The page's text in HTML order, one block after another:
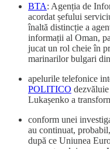
BTA: Agenția de
acordat șefului
înaltă distincție a
informații al Oman,
jucat un rol cheie în
marinarilor bulgari
apelurile telefonice
POLITICO
Lukașenko a
conform unei
au continuat,
după ce Uniunea